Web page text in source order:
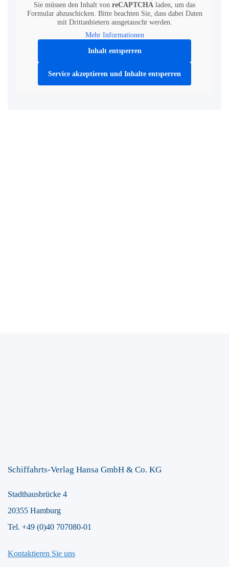
Sie müssen den Inhalt von reCAPTCHA laden, um das
Formular abzuschicken. Bitte beachten Sie, dass dabei Daten
mit Drittanbietern ausgetauscht werden.
Mehr Informationen
Inhalt entsperren
Service akzeptieren und Inhalte entsperren
Schiffahrts-Verlag Hansa GmbH & Co. KG
Stadthausbrücke 4
20355 Hamburg
Tel. +49 (0)40 707080-01
Kontaktieren Sie uns